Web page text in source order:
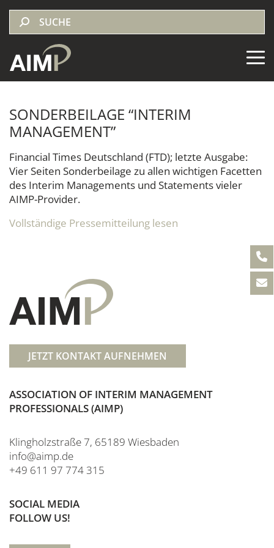
SONDERBEILAGE “INTERIM
MANAGEMENT”
Financial Times Deutschland (FTD); letzte Ausgabe:
Vier Seiten Sonderbeilage zu allen wichtigen Facetten
des Interim Managements und Statements vieler
AIMP-Provider.
Vollständige Pressemitteilung lesen
JETZT KONTAKT AUFNEHMEN
ASSOCIATION OF INTERIM MANAGEMENT
PROFESSIONALS (AIMP)
Klingholzstraße 7, 65189 Wiesbaden
info@aimp.de
+49 611 97 774 315
SOCIAL MEDIA
FOLLOW US!